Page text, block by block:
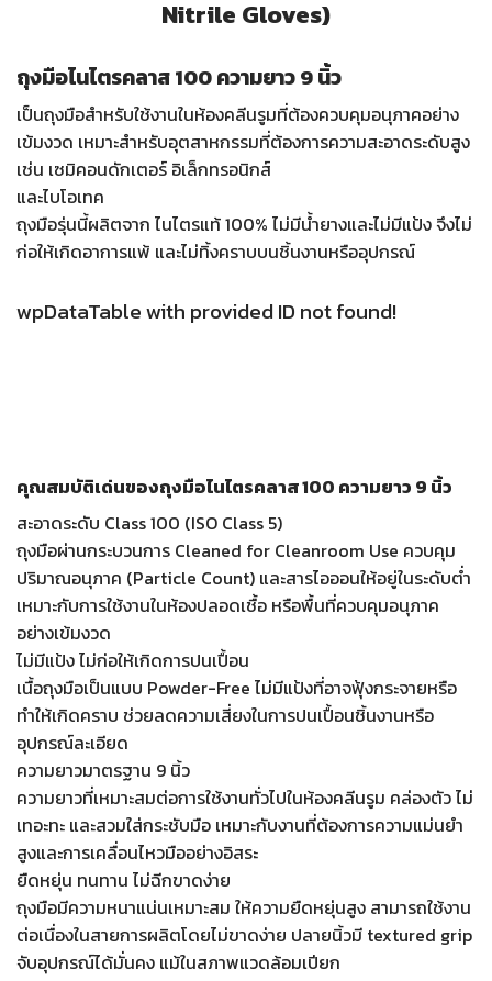
Nitrile Gloves)
ถุงมือไนไตรคลาส 100 ความยาว 9 นิ้ว
เป็นถุงมือสำหรับใช้งานในห้องคลีนรูมที่ต้องควบคุมอนุภาคอย่าง
เข้มงวด เหมาะสำหรับอุตสาหกรรมที่ต้องการความสะอาดระดับสูง
เช่น เซมิคอนดักเตอร์ อิเล็กทรอนิกส์
และไบโอเทค
ถุงมือรุ่นนี้ผลิตจาก ไนไตรแท้ 100% ไม่มีน้ำยางและไม่มีแป้งจึงไม่
ก่อให้เกิดอาการแพ้ และไม่ทิ้งคราบบนชิ้นงานหรืออุปกรณ์
wpDataTable with provided ID not found!
คุณสมบัติเด่นของถุงมือไนไตรคลาส 100 ความยาว 9 นิ้ว
สะอาดระดับ Class 100 (ISO Class 5)
ถุงมือผ่านกระบวนการ Cleaned for Cleanroom Use ควบคุม
ปริมาณอนุภาค (Particle Count) และสารไอออนให้อยู่ในระดับต่ำ
เหมาะกับการใช้งานในห้องปลอดเชื้อ หรือพื้นที่ควบคุมอนุภาค
อย่างเข้มงวด
ไม่มีแป้ง ไม่ก่อให้เกิดการปนเปื้อน
เนื้อถุงมือเป็นแบบ Powder-Free ไม่มีแป้งที่อาจฟุ้งกระจายหรือ
ทำให้เกิดคราบ ช่วยลดความเสี่ยงในการปนเปื้อนชิ้นงานหรือ
อุปกรณ์ละเอียด
ความยาวมาตรฐาน 9 นิ้ว
ความยาวที่เหมาะสมต่อการใช้งานทั่วไปในห้องคลีนรูม คล่องตัว ไม่
เทอะทะ และสวมใส่กระชับมือ เหมาะกับงานที่ต้องการความแม่นยำ
สูงและการเคลื่อนไหวมืออย่างอิสระ
ยืดหยุ่น ทนทาน ไม่ฉีกขาดง่าย
ถุงมือมีความหนาแน่นเหมาะสม ให้ความยืดหยุ่นสูง สามารถใช้งาน
ต่อเนื่องในสายการผลิตโดยไม่ขาดง่าย ปลายนิ้วมี textured grip
จับอุปกรณ์ได้มั่นคง แม้ในสภาพแวดล้อมเปียก